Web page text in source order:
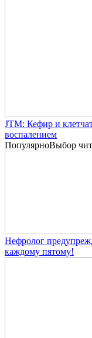
JTM: Кефир и
воспалением
ПопулярноВыбор
Нефролог
каждому пятому!